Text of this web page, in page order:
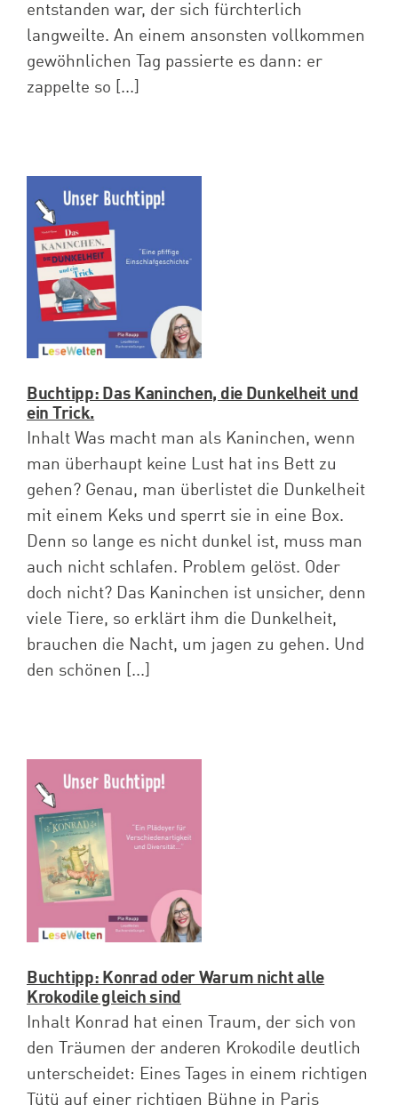
entstanden war, der sich fürchterlich
langweilte. An einem ansonsten vollkommen
gewöhnlichen Tag passierte es dann: er
zappelte so [...]
Buchtipp: Das Kaninchen, die Dunkelheit und
ein Trick.
Inhalt Was macht man als Kaninchen, wenn
man überhaupt keine Lust hat ins Bett zu
gehen? Genau, man überlistet die Dunkelheit
mit einem Keks und sperrt sie in eine Box.
Denn so lange es nicht dunkel ist, muss man
auch nicht schlafen. Problem gelöst. Oder
doch nicht? Das Kaninchen ist unsicher, denn
viele Tiere, so erklärt ihm die Dunkelheit,
brauchen die Nacht, um jagen zu gehen. Und
den schönen [...]
Buchtipp: Konrad oder Warum nicht alle
Krokodile gleich sind
Inhalt Konrad hat einen Traum, der sich von
den Träumen der anderen Krokodile deutlich
unterscheidet: Eines Tages in einem richtigen
Tütü auf einer richtigen Bühne in Paris